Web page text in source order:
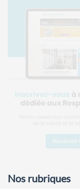
Nos rubriques